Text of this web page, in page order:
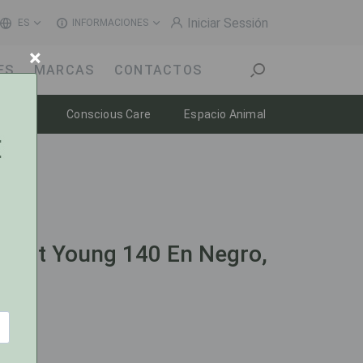
ES INFORMACIONES Iniciar Sessión
MARCAS CONTACTOS
Toggle dropdown
Conscious CareToggle dropdown
Espacio AnimalToggle
Young 140 En Negro,
×